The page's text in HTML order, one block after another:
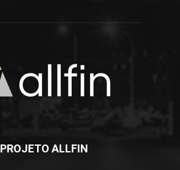
PROJETO ALLFIN